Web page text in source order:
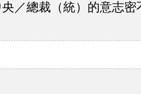
／總裁（統）的意志密